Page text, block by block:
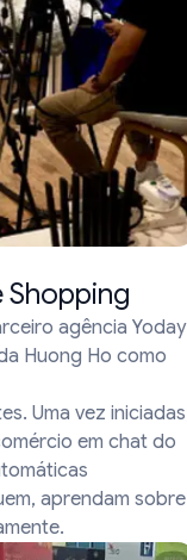
Shopping
agência Yoday
Huong Ho como
Uma vez
em chat do
aprendam sobre